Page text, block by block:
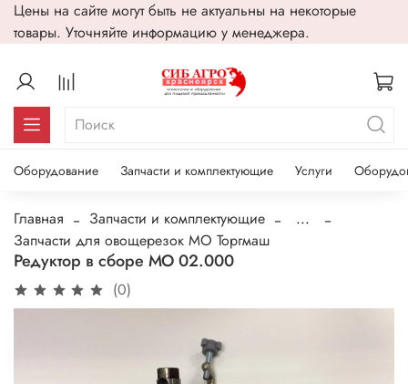
Цены на сайте могут быть не актуальны на некоторые
товары. Уточняйте информацию у менеджера.
Оборудование Запчасти и комплектующие Услуги
Главная Запчасти и комплектующие
...
Запчасти для овощерезок МО Торгмаш
Редуктор в сборе МО 02.000
(0)